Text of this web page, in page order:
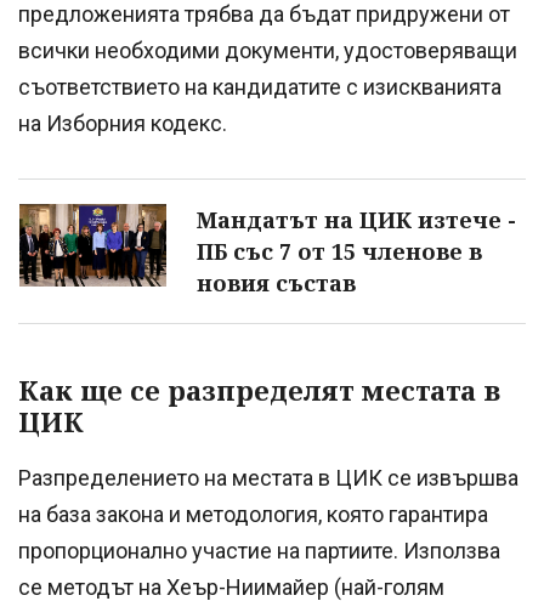
предложенията трябва да бъдат придружени от
всички необходими документи, удостоверяващи
съответствието на кандидатите с изискванията
на Изборния кодекс.
Мандатът на ЦИК изтече -
ПБ със 7 от 15 членове в
новия състав
Как ще се разпределят местата в
ЦИК
Разпределението на местата в ЦИК се извършва
на база закона и методология, която гарантира
пропорционално участие на партиите. Използва
се методът на Хеър-Ниимайер (най-голям